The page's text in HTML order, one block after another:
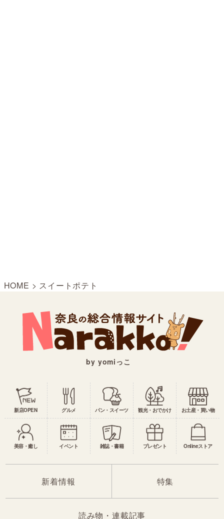
HOME > スイートポテト
by yomiっこ
新店OPEN グルメ パン・スイーツ 観光・おでかけ お土産・買い物
美容・癒し イベント 雑誌・書籍 プレゼント Onlineストア
新着情報 特集
読み物・連載記事